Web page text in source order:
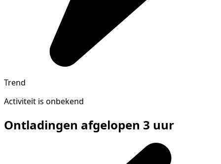
Trend
Activiteit is onbekend
Ontladingen afgelopen 3 uur